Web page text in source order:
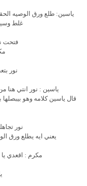
ياسين: طلع ورق الوصيه
غلط
فتحت
نور
ياسين : نور انتي هنا
قال ياسين كلامه وهو
نور
يعني ايه يطلع ورق
مكرم : اقعدي